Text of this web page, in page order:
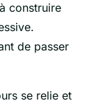
construire
de passer
se relie et